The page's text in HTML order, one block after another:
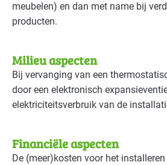
meubelen) en dan met name bij
producten.
Milieu aspecten
Bij vervanging van een
door een elektronisch
elektriciteitsverbruik van de
Financiële aspecten
De (meer)kosten voor het